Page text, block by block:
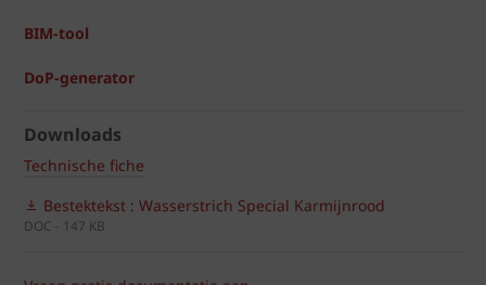
BIM-tool
DoP-generator
Downloads
Technische fiche
Bestektekst : Wasserstrich Special Karmijnrood
DOC - 147 KB